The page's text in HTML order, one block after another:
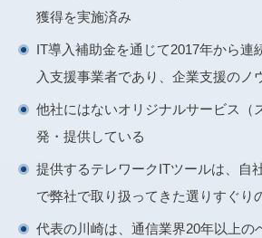
獲得を実施済み
IT導入補助金を通じて2017年から連
入支援事業者であり、企業支援のノ
他社にはないオリジナルサービス（
発・提供している
提供するテレワークITツールは、自
で弊社で取り扱ってきた選りすぐり
代表の川崎は、通信業界20年以上の